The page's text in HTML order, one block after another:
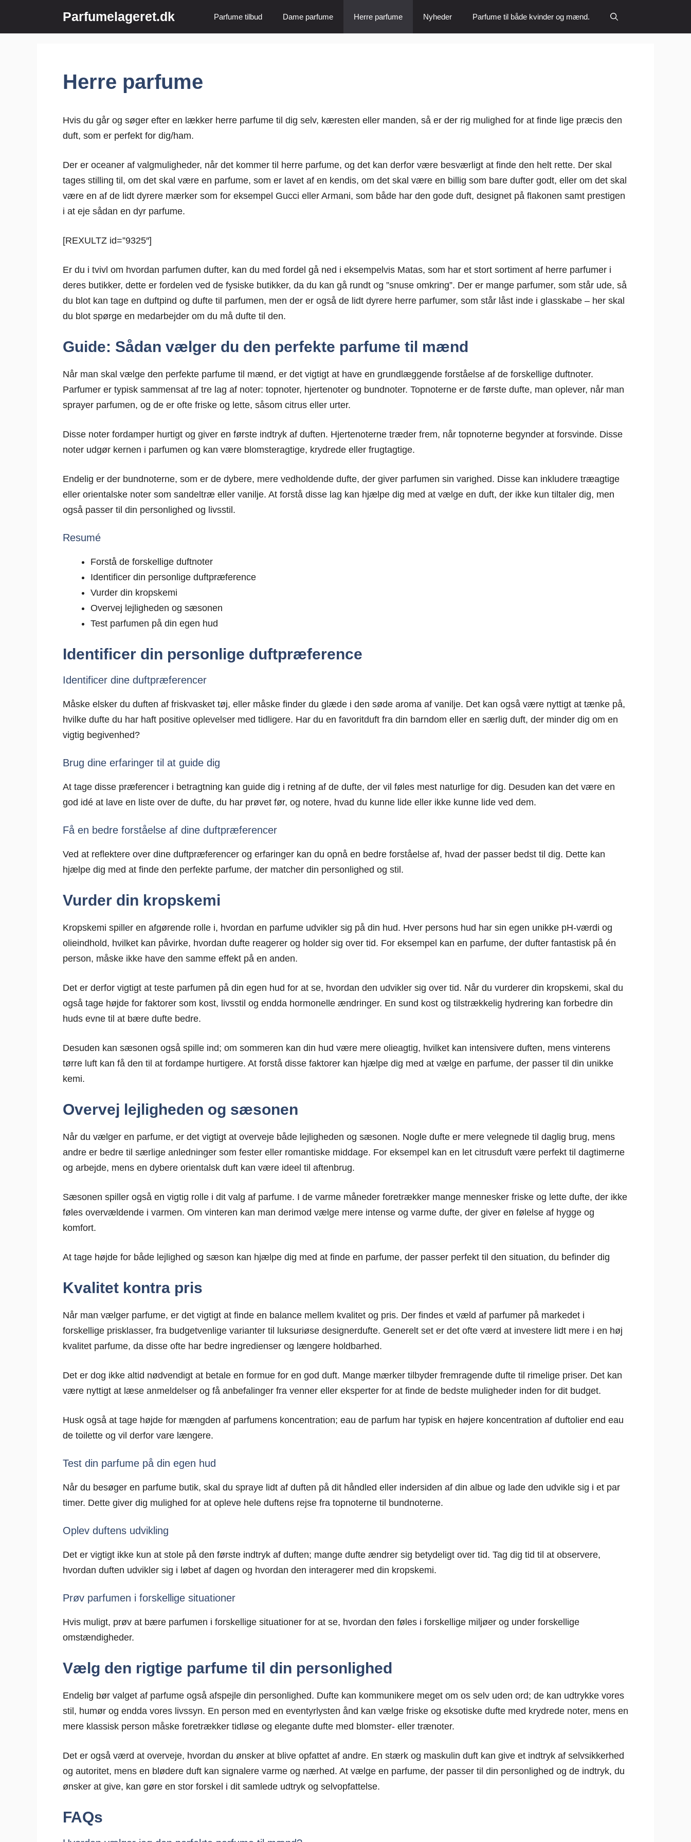
Parfumelageret.dk Parfume tilbud Dame parfume Herre parfume Nyheder Parfume til både kvinder og mænd.
Herre parfume
Hvis du går og søger efter en lækker herre parfume til dig selv, kæresten eller manden, så er der rig mulighed for at finde lige præcis den
duft, som er perfekt for dig/ham.
Der er oceaner af valgmuligheder, når det kommer til herre parfume, og det kan derfor være besværligt at finde den helt rette. Der skal
tages stilling til, om det skal være en parfume, som er lavet af en kendis, om det skal være en billig som bare dufter godt, eller om det skal
være en af de lidt dyrere mærker som for eksempel Gucci eller Armani, som både har den gode duft, designet på flakonen samt prestigen
i at eje sådan en dyr parfume.
[REXULTZ id=”9325″]
Er du i tvivl om hvordan parfumen dufter, kan du med fordel gå ned i eksempelvis Matas, som har et stort sortiment af herre parfumer i
deres butikker, dette er fordelen ved de fysiske butikker, da du kan gå rundt og ”snuse omkring”. Der er mange parfumer, som står ude, så
du blot kan tage en duftpind og dufte til parfumen, men der er også de lidt dyrere herre parfumer, som står låst inde i glasskabe – her skal
du blot spørge en medarbejder om du må dufte til den.
Guide: Sådan vælger du den perfekte parfume til mænd
Når man skal vælge den perfekte parfume til mænd, er det vigtigt at have en grundlæggende forståelse af de forskellige duftnoter.
Parfumer er typisk sammensat af tre lag af noter: topnoter, hjertenoter og bundnoter. Topnoterne er de første dufte, man oplever, når man
sprayer parfumen, og de er ofte friske og lette, såsom citrus eller urter.
Disse noter fordamper hurtigt og giver en første indtryk af duften. Hjertenoterne træder frem, når topnoterne begynder at forsvinde. Disse
noter udgør kernen i parfumen og kan være blomsteragtige, krydrede eller frugtagtige.
Endelig er der bundnoterne, som er de dybere, mere vedholdende dufte, der giver parfumen sin varighed. Disse kan inkludere træagtige
eller orientalske noter som sandeltræ eller vanilje. At forstå disse lag kan hjælpe dig med at vælge en duft, der ikke kun tiltaler dig, men
også passer til din personlighed og livsstil.
Resumé
Forstå de forskellige duftnoter
Identificer din personlige duftpræference
Vurder din kropskemi
Overvej lejligheden og sæsonen
Test parfumen på din egen hud
Identificer din personlige duftpræference
Identificer dine duftpræferencer
Måske elsker du duften af friskvasket tøj, eller måske finder du glæde i den søde aroma af vanilje. Det kan også være nyttigt at tænke på,
hvilke dufte du har haft positive oplevelser med tidligere. Har du en favoritduft fra din barndom eller en særlig duft, der minder dig om en
vigtig begivenhed?
Brug dine erfaringer til at guide dig
At tage disse præferencer i betragtning kan guide dig i retning af de dufte, der vil føles mest naturlige for dig. Desuden kan det være en
god idé at lave en liste over de dufte, du har prøvet før, og notere, hvad du kunne lide eller ikke kunne lide ved dem.
Få en bedre forståelse af dine duftpræferencer
Ved at reflektere over dine duftpræferencer og erfaringer kan du opnå en bedre forståelse af, hvad der passer bedst til dig. Dette kan
hjælpe dig med at finde den perfekte parfume, der matcher din personlighed og stil.
Vurder din kropskemi
Kropskemi spiller en afgørende rolle i, hvordan en parfume udvikler sig på din hud. Hver persons hud har sin egen unikke pH-værdi og
olieindhold, hvilket kan påvirke, hvordan dufte reagerer og holder sig over tid. For eksempel kan en parfume, der dufter fantastisk på én
person, måske ikke have den samme effekt på en anden.
Det er derfor vigtigt at teste parfumen på din egen hud for at se, hvordan den udvikler sig over tid. Når du vurderer din kropskemi, skal du
også tage højde for faktorer som kost, livsstil og endda hormonelle ændringer. En sund kost og tilstrækkelig hydrering kan forbedre din
huds evne til at bære dufte bedre.
Desuden kan sæsonen også spille ind; om sommeren kan din hud være mere olieagtig, hvilket kan intensivere duften, mens vinterens
tørre luft kan få den til at fordampe hurtigere. At forstå disse faktorer kan hjælpe dig med at vælge en parfume, der passer til din unikke
kemi.
Overvej lejligheden og sæsonen
Når du vælger en parfume, er det vigtigt at overveje både lejligheden og sæsonen. Nogle dufte er mere velegnede til daglig brug, mens
andre er bedre til særlige anledninger som fester eller romantiske middage. For eksempel kan en let citrusduft være perfekt til dagtimerne
og arbejde, mens en dybere orientalsk duft kan være ideel til aftenbrug.
Sæsonen spiller også en vigtig rolle i dit valg af parfume. I de varme måneder foretrækker mange mennesker friske og lette dufte, der ikke
føles overvældende i varmen. Om vinteren kan man derimod vælge mere intense og varme dufte, der giver en følelse af hygge og
komfort.
At tage højde for både lejlighed og sæson kan hjælpe dig med at finde en parfume, der passer perfekt til den situation, du befinder dig
Kvalitet kontra pris
Når man vælger parfume, er det vigtigt at finde en balance mellem kvalitet og pris. Der findes et væld af parfumer på markedet i
forskellige prisklasser, fra budgetvenlige varianter til luksuriøse designerdufte. Generelt set er det ofte værd at investere lidt mere i en høj
kvalitet parfume, da disse ofte har bedre ingredienser og længere holdbarhed.
Det er dog ikke altid nødvendigt at betale en formue for en god duft. Mange mærker tilbyder fremragende dufte til rimelige priser. Det kan
være nyttigt at læse anmeldelser og få anbefalinger fra venner eller eksperter for at finde de bedste muligheder inden for dit budget.
Husk også at tage højde for mængden af parfumens koncentration; eau de parfum har typisk en højere koncentration af duftolier end eau
de toilette og vil derfor vare længere.
Test din parfume på din egen hud
Når du besøger en parfume butik, skal du spraye lidt af duften på dit håndled eller indersiden af din albue og lade den udvikle sig i et par
timer. Dette giver dig mulighed for at opleve hele duftens rejse fra topnoterne til bundnoterne.
Oplev duftens udvikling
Det er vigtigt ikke kun at stole på den første indtryk af duften; mange dufte ændrer sig betydeligt over tid. Tag dig tid til at observere,
hvordan duften udvikler sig i løbet af dagen og hvordan den interagerer med din kropskemi.
Prøv parfumen i forskellige situationer
Hvis muligt, prøv at bære parfumen i forskellige situationer for at se, hvordan den føles i forskellige miljøer og under forskellige
omstændigheder.
Vælg den rigtige parfume til din personlighed
Endelig bør valget af parfume også afspejle din personlighed. Dufte kan kommunikere meget om os selv uden ord; de kan udtrykke vores
stil, humør og endda vores livssyn. En person med en eventyrlysten ånd kan vælge friske og eksotiske dufte med krydrede noter, mens en
mere klassisk person måske foretrækker tidløse og elegante dufte med blomster- eller trænoter.
Det er også værd at overveje, hvordan du ønsker at blive opfattet af andre. En stærk og maskulin duft kan give et indtryk af selvsikkerhed
og autoritet, mens en blødere duft kan signalere varme og nærhed. At vælge en parfume, der passer til din personlighed og de indtryk, du
ønsker at give, kan gøre en stor forskel i dit samlede udtryk og selvopfattelse.
FAQs